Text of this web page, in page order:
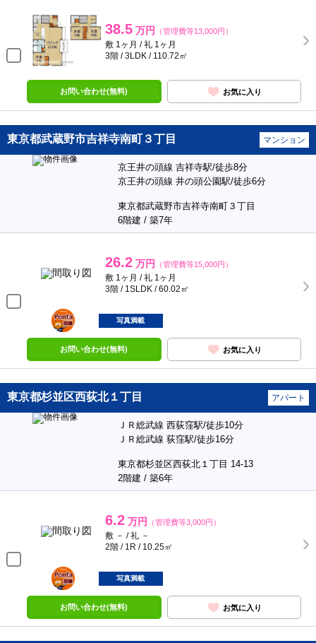
38.5 万円 （管理費等13,000円）
敷 1ヶ月 / 礼 1ヶ月
3階 / 3LDK / 110.72㎡
お問い合わせ(無料) お気に入り
東京都武蔵野市吉祥寺南町３丁目 マンション
京王井の頭線 吉祥寺駅/徒歩8分
京王井の頭線 井の頭公園駅/徒歩6分
東京都武蔵野市吉祥寺南町３丁目
6階建 / 築7年
26.2 万円 （管理費等15,000円）
敷 1ヶ月 / 礼 1ヶ月
3階 / 1SLDK / 60.02㎡
ポンタ
部屋
写真満載
お問い合わせ(無料) お気に入り
東京都杉並区西荻北１丁目 アパート
ＪＲ総武線 西荻窪駅/徒歩10分
ＪＲ総武線 荻窪駅/徒歩16分
東京都杉並区西荻北１丁目 14-13
2階建 / 築6年
6.2 万円 （管理費等3,000円）
敷 － / 礼 －
2階 / 1R / 10.25㎡
ポンタ
部屋
写真満載
お問い合わせ(無料) お気に入り